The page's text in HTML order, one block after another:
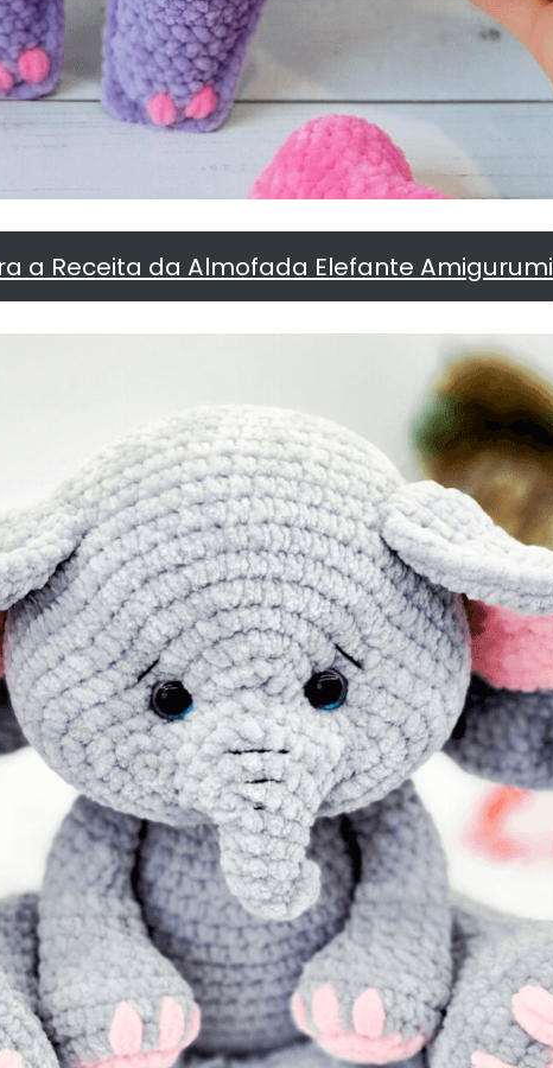
a Receita da Almofada Elefante Amigurumi